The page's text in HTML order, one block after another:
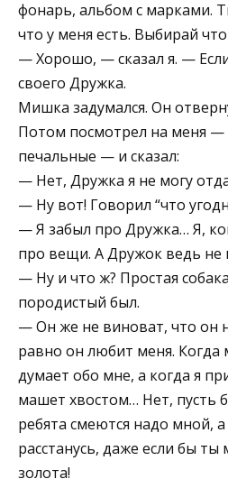
фонарь, альбом с марками.
что у меня есть. Выбирай
— Хорошо, — сказал я. —
своего Дружка.
Мишка задумался. Он
Потом посмотрел на меня —
печальные — и сказал:
— Нет, Дружка я не могу
— Ну вот! Говорил “что
— Я забыл про Дружка… Я,
про вещи. А Дружок ведь
— Ну и что ж? Простая
породистый был.
— Он же не виноват, что он
равно он любит меня. Когда
думает обо мне, а когда я
машет хвостом… Нет, пусть
ребята смеются надо мной,
расстанусь, даже если бы
золота!